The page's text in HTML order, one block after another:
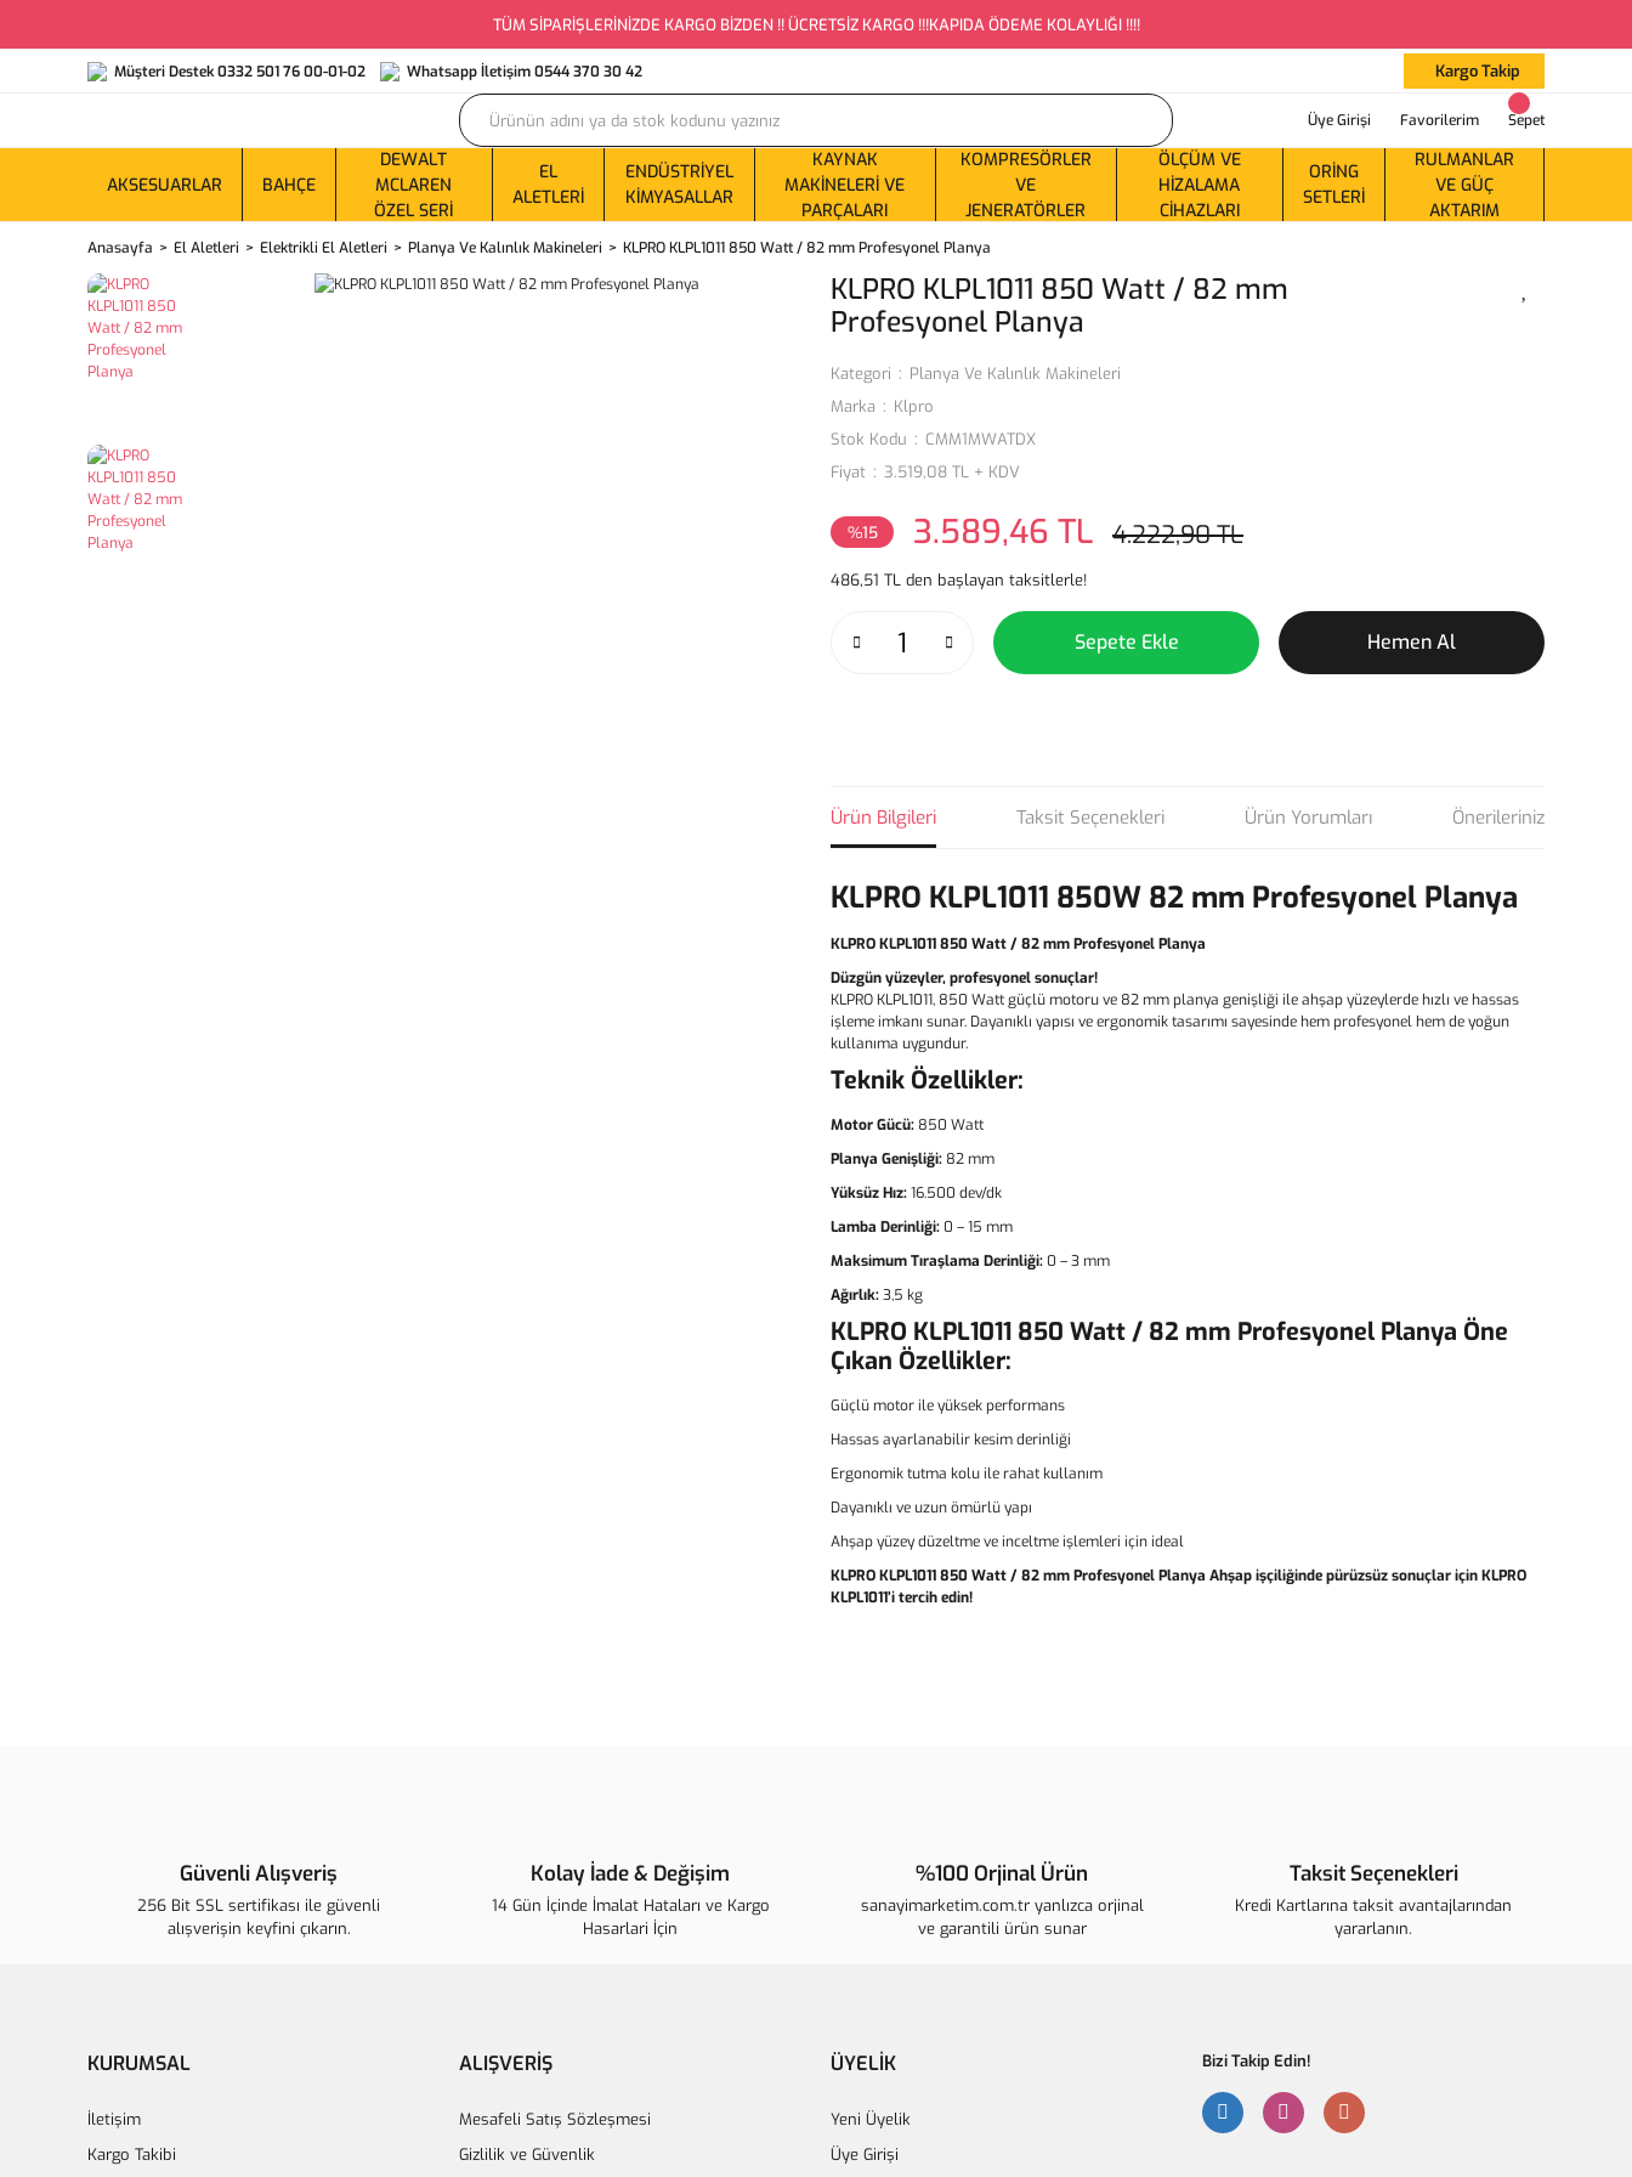
TÜM SİPARİŞLERİNİZDE KARGO BİZDEN !! ÜCRETSİZ KARGO !!!KAPIDA ÖDEME KOLAYLIĞI !!!!
Müşteri Destek 0332 501 76 00-01-02 Whatsapp İletişim 0544 370 30 42 Kargo Takip
Üye Girişi Favorilerim Sepet
AKSESUARLAR BAHÇE
DEWALT
MCLAREN
ÖZEL SERI
EL
ALETLERI
ENDÜSTRIYEL
KIMYASALLAR
KAYNAK
MAKINELERI VE
PARÇALARI
KOMPRESÖRLER
VE
JENERATÖRLER
ÖLÇÜM VE
HIZALAMA
CIHAZLARI
ORING
SETLERI
RULMANLAR
VE GÜÇ
AKTARIM
Anasayfa El Aletleri Elektrikli El Aletleri Planya Ve Kalınlık Makineleri KLPRO KLPL1011 850 Watt / 82 mm Profesyonel Planya
KLPRO KLPL1011 850 Watt / 82 mm
Profesyonel Planya
Kategori
Planya Ve Kalınlık Makineleri
Marka
Klpro
Stok Kodu
CMM1MWATDX
Fiyat
3.519,08 TL + KDV
%15 3.589,46 TL 4.222,90 TL
486,51 TL den başlayan taksitlerle!
Sepete Ekle Hemen Al
Ürün Bilgileri Taksit Seçenekleri Ürün Yorumları Önerileriniz
KLPRO KLPL1011 850W 82 mm Profesyonel Planya
KLPRO KLPL1011 850 Watt / 82 mm Profesyonel Planya
Düzgün yüzeyler, profesyonel sonuçlar!
KLPRO KLPL1011, 850 Watt güçlü motoru ve 82 mm planya genişliği ile ahşap yüzeylerde hızlı ve hassas
işleme imkanı sunar. Dayanıklı yapısı ve ergonomik tasarımı sayesinde hem profesyonel hem de yoğun
kullanıma uygundur.
Teknik Özellikler:
Motor Gücü: 850 Watt
Planya Genişliği: 82 mm
Yüksüz Hız:16.500 dev/dk
Lamba Derinliği: 0 – 15 mm
Maksimum Tıraşlama Derinliği: 0 – 3 mm
Ağırlık:3,5 kg
KLPRO KLPL1011 850 Watt / 82 mm Profesyonel Planya Öne
Çıkan Özellikler:
Güçlü motor ile yüksek performans
Hassas ayarlanabilir kesim derinliği
Ergonomik tutma kolu ile rahat kullanım
Dayanıklı ve uzun ömürlü yapı
Ahşap yüzey düzeltme ve inceltme işlemleri için ideal
KLPRO KLPL1011 850 Watt / 82 mm Profesyonel Planya Ahşap işçiliğinde pürüzsüz sonuçlar için KLPRO
KLPL1011’i tercih edin!
Ürün bilgilerinde hatalar bulunuyor.
Ürün fiyatı diğer sitelerden daha pahalı.
Bu ürüne benzer farklı alternatifler olmalı.
Gönder
Güvenli Alışveriş
256 Bit SSL sertifikası ile güvenli
alışverişin keyfini çıkarın.
Kolay İade & Değişim
14 Gün İçinde İmalat Hataları ve Kargo
Hasarlari İçin
%100 Orjinal Ürün
sanayimarketim.com.tr yanlızca orjinal
ve garantili ürün sunar
Taksit Seçenekleri
Kredi Kartlarına taksit avantajlarından
yararlanın.
KURUMSAL
İletişim
Kargo Takibi
ALIŞVERİŞ
Mesafeli Satış Sözleşmesi
Gizlilik ve Güvenlik
ÜYELİK
Yeni Üyelik
Üye Girişi
Bizi Takip Edin!